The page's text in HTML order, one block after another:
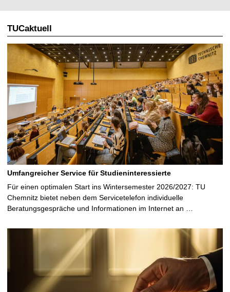
TUCaktuell
Umfangreicher Service für Studieninteressierte
Für einen optimalen Start ins Wintersemester 2026/2027: TU
Chemnitz bietet neben dem Servicetelefon individuelle
Beratungsgespräche und Informationen im Internet an …